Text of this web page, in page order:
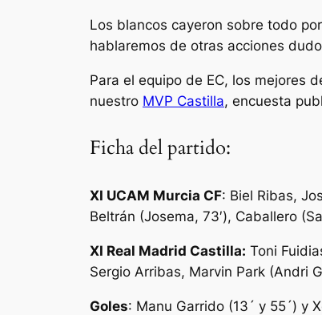
Los blancos cayeron sobre todo
hablaremos de otras acciones
Para el equipo de EC, los mejores
nuestro MVP Castilla, encuesta
Ficha del partido:
XI UCAM Murcia CF: Biel Ribas,
Beltrán (Josema, 73′), Caballero
XI Real Madrid Castilla: Toni
Sergio Arribas, Marvin Park (Andri
Goles: Manu Garrido (13´ y 55´) y